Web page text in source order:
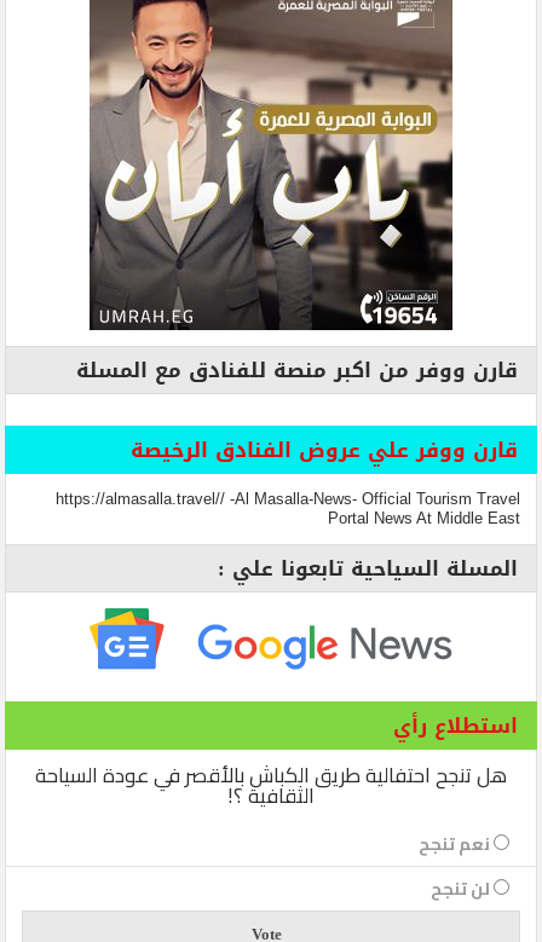
قارن ووفر من اكبر منصة للفنادق مع المسلة
قارن ووفر علي عروض الفنادق الرخيصة
https://almasalla.travel// -Al Masalla-News- Official Tourism Travel
Portal News At Middle East
المسلة السياحية تابعونا علي :
استطلاع رأي
هل تنجح احتفالية طريق الكباش بالأقصر في عودة السياحة
الثقافية ؟!
نعم تنجح
لن تنجح